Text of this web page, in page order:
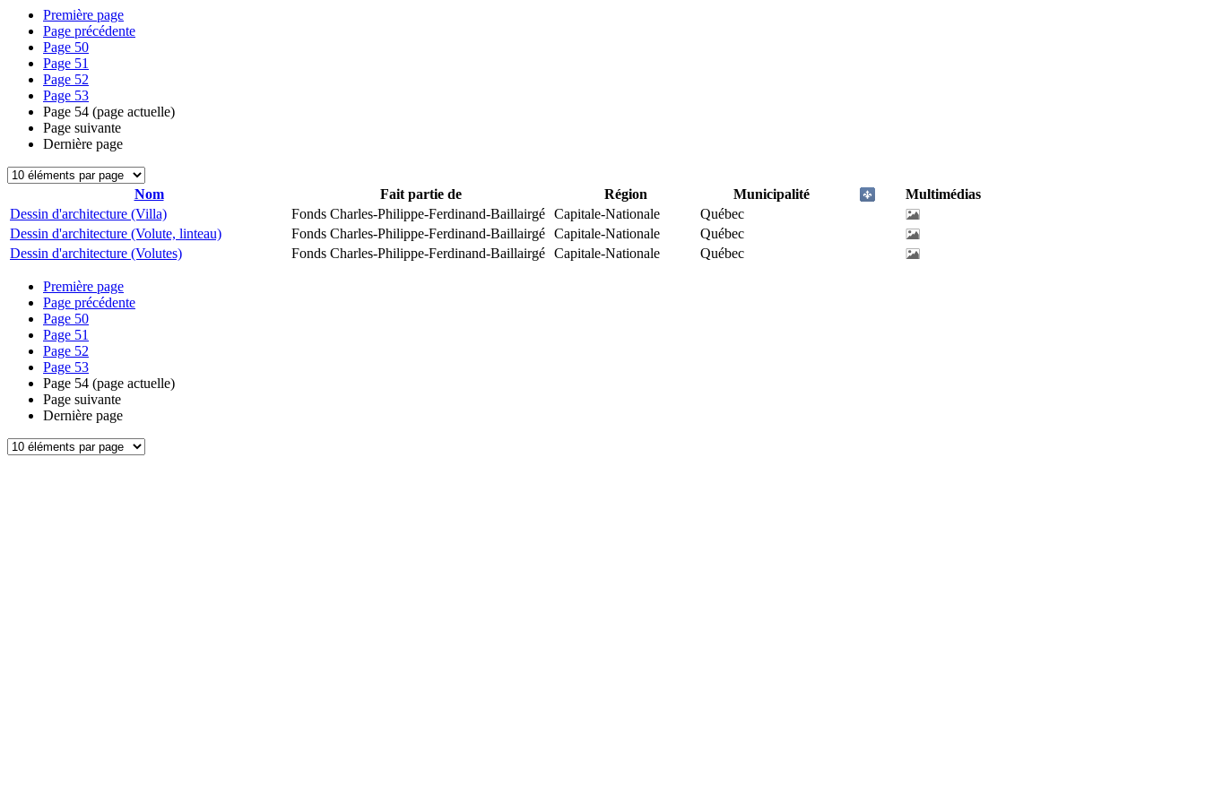
Première page
Page précédente
Page 50
Page 51
Page 52
Page 53
Page 54 (page actuelle)
Page suivante
Dernière page
Nom Fait partie de Région Municipalité
Multimédias
Dessin d'architecture (Villa)
Fonds Charles-Philippe-Ferdinand-Baillairgé Capitale-Nationale
Québec
Dessin d'architecture (Volute, linteau)
Fonds Charles-Philippe-Ferdinand-Baillairgé Capitale-Nationale
Québec
Dessin d'architecture (Volutes)
Fonds Charles-Philippe-Ferdinand-Baillairgé Capitale-Nationale Québec
Première page
Page précédente
Page 50
Page 51
Page 52
Page 53
Page 54 (page actuelle)
Page suivante
Dernière page